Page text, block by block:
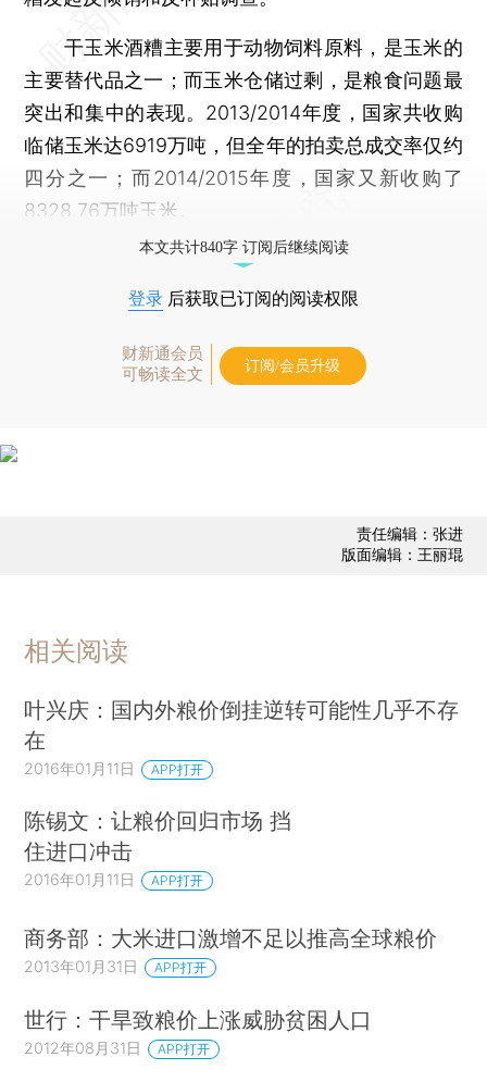
干玉米酒糟主要用于动物饲料原料，是玉米的
主要替代品之一；而玉米仓储过剩，是粮食问题最
突出和集中的表现。2013/2014年度，国家共收购
临储玉米达6919万吨，但全年的拍卖总成交率仅约
四分之一；而2014/2015年度，国家又新收购了
8328.76万吨玉米。
本文共计840字 订阅后继续阅读
登录 后获取已订阅的阅读权限
财新通会员
可畅读全文
订阅/会员升级
责任编辑：张进
版面编辑：王丽琨
相关阅读
叶兴庆：国内外粮价倒挂逆转可能性几乎不存
在
2016年01月11日 APP打开
陈锡文：让粮价回归市场 挡
住进口冲击
2016年01月11日 APP打开
商务部：大米进口激增不足以推高全球粮价
2013年01月31日 APP打开
世行：干旱致粮价上涨威胁贫困人口
2012年08月31日 APP打开